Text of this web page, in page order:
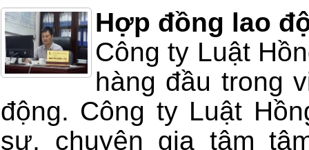
Hợp đồng lao
Công ty Luật
hàng đầu trong
động. Công ty Luật
sư, chuyên gia tậm